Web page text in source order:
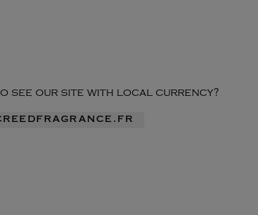
see our site with local currency?